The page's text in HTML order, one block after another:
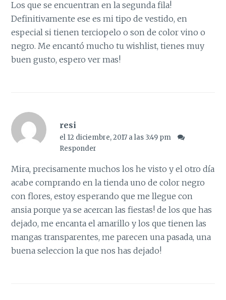
Los que se encuentran en la segunda fila!
Definitivamente ese es mi tipo de vestido, en
especial si tienen terciopelo o son de color vino o
negro. Me encantó mucho tu wishlist, tienes muy
buen gusto, espero ver mas!
resi
el 12 diciembre, 2017 a las 3:49 pm
Responder
Mira, precisamente muchos los he visto y el otro día
acabe comprando en la tienda uno de color negro
con flores, estoy esperando que me llegue con
ansia porque ya se acercan las fiestas! de los que has
dejado, me encanta el amarillo y los que tienen las
mangas transparentes, me parecen una pasada, una
buena seleccion la que nos has dejado!